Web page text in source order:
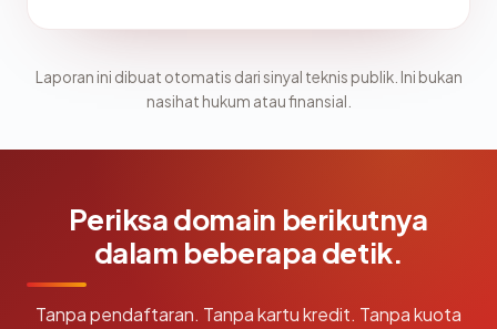
Laporan ini dibuat otomatis dari sinyal teknis publik. Ini bukan
nasihat hukum atau finansial.
Periksa domain berikutnya
dalam beberapa detik.
Tanpa pendaftaran. Tanpa kartu kredit. Tanpa kuota